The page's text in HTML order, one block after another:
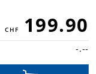
199.90
-.--